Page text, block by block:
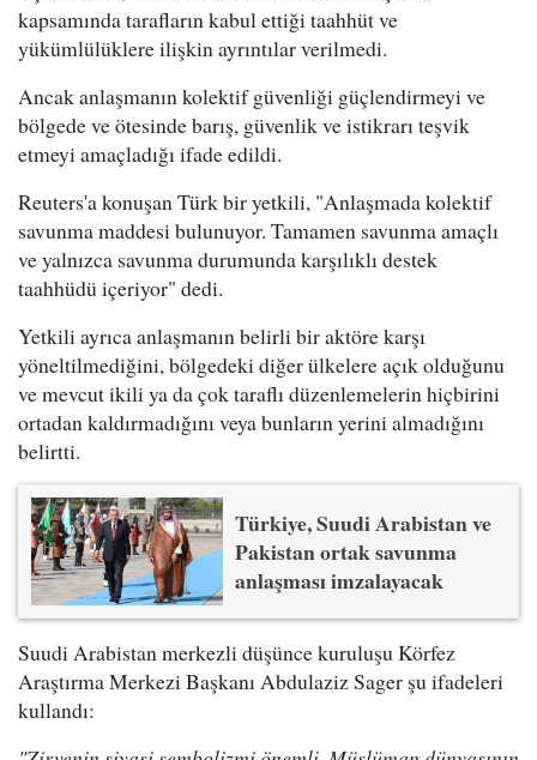
kapsamında tarafların kabul ettiği taahhüt ve
yükümlülüklere ilişkin ayrıntılar verilmedi.
Ancak anlaşmanın kolektif güvenliği güçlendirmeyi ve
bölgede ve ötesinde barış, güvenlik ve istikrarı teşvik
etmeyi amaçladığı ifade edildi.
Reuters'a konuşan Türk bir yetkili, "Anlaşmada kolektif
savunma maddesi bulunuyor. Tamamen savunma amaçlı
ve yalnızca savunma durumunda karşılıklı destek
taahhüdü içeriyor" dedi.
Yetkili ayrıca anlaşmanın belirli bir aktöre karşı
yöneltilmediğini, bölgedeki diğer ülkelere açık olduğunu
ve mevcut ikili ya da çok taraflı düzenlemelerin hiçbirini
ortadan kaldırmadığını veya bunların yerini almadığını
belirtti.
Türkiye, Suudi Arabistan ve
Pakistan ortak savunma
anlaşması imzalayacak
Suudi Arabistan merkezli düşünce kuruluşu Körfez
Araştırma Merkezi Başkanı Abdulaziz Sager şu ifadeleri
kullandı: